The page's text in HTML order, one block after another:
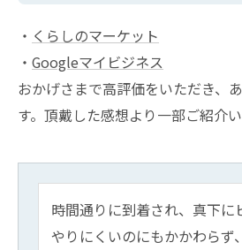
・ くらしのマーケット
・ Googleマイビジネス
おかげさまで高評価をいただき、
す。頂戴した感想より一部ご紹介い
時間通りに到着され、真下に
やりにくいのにもかかわらず